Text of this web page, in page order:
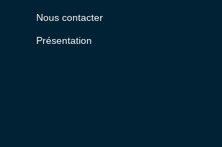
Nous contacter
Présentation